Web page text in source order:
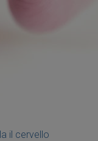
il cervello